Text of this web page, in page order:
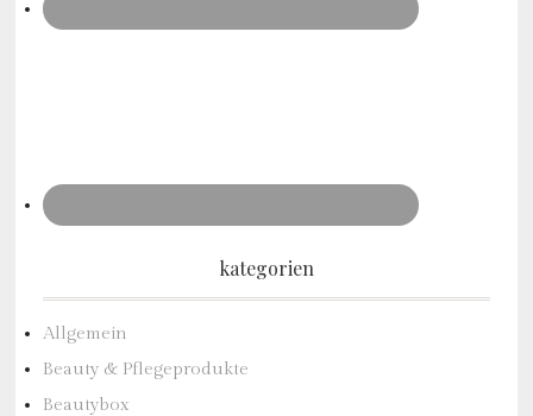
kategorien
Allgemein
Beauty & Pflegeprodukte
Beautybox